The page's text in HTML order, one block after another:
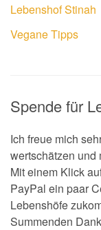
Lebenshof Stinah
Vegane Tipps
Spende für
Ich freue mich
wertschätzen und
Mit einem Klick
PayPal ein paar
Lebenshöfe
Summenden